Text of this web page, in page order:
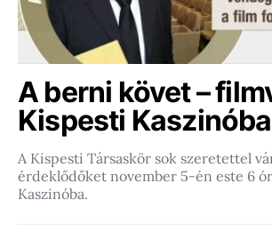
A berni követ –
Kispesti
A Kispesti Társaskör sok szeretettel
érdeklődőket november 5-én este 6
Kaszinóba.